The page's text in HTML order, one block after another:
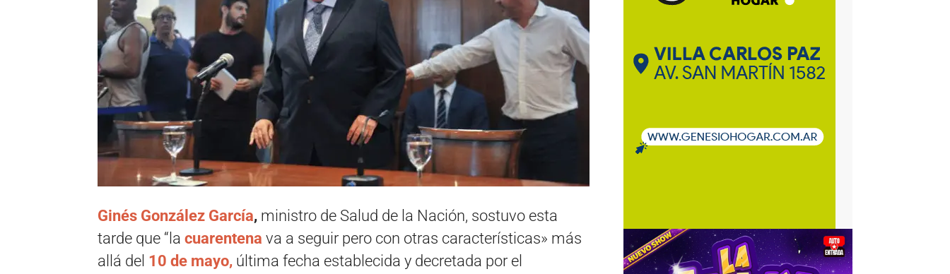
Ginés González García, ministro de Salud de la Nación, sostuvo esta
tarde que “la cuarentena va a seguir pero con otras características» más
allá del 10 de mayo, última fecha establecida y decretada por el